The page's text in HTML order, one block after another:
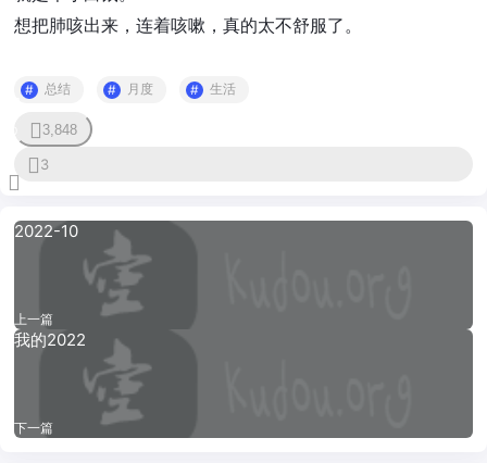
想把肺咳出来，连着咳嗽，真的太不舒服了。
总结 月度 生活
3,848
3
2022-10
上一篇
我的2022
下一篇